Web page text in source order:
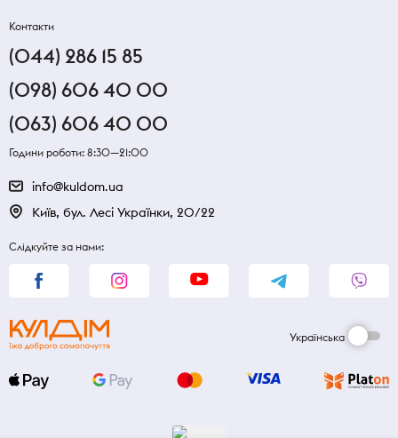
Контакти
(044) 286 15 85
(098) 606 40 00
(063) 606 40 00
Години роботи: 8:30—21:00
info@kuldom.ua
Київ, бул. Лесі Українки, 20/22
Слідкуйте за нами:
Українська